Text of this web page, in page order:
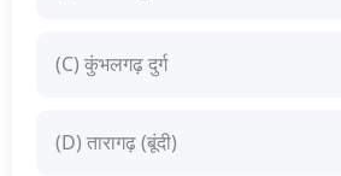
(C) कुंभलगढ़ दुर्ग
(D) तारागढ़ (बूंदी)